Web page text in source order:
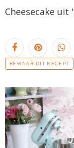
Cheesecake uit '
BEWAAR DIT RECEPT